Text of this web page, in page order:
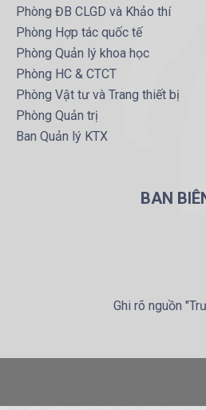
Phòng ĐB CLGD và Khảo thí
Phòng Hợp tác quốc tế
Phòng Quản lý khoa học
Phòng HC & CTCT
Phòng Vật tư và Trang thiết bị
Phòng Quản trị
Ban Quản lý KTX
BAN
Ghi rõ nguồn